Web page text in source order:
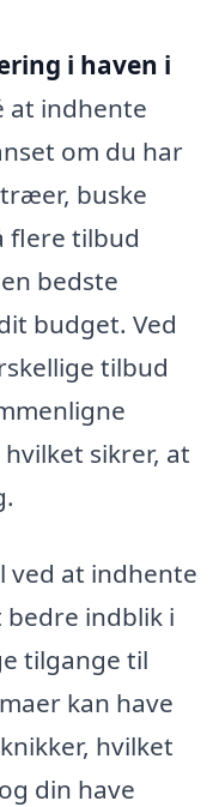
i haven i
at indhente
om du har
buske
flere tilbud
bedste
budget. Ved
tilbud
sikrer, at
at indhente
indblik i
tilgange til
kan have
hvilket
din have